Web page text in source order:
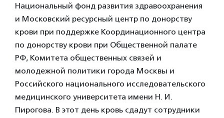
Национальный фонд развития здравоохранения
и Московский ресурсный центр по донорству
крови при поддержке Координационного центра
по донорству крови при Общественной палате
РФ, Комитета общественных связей и
молодежной политики города Москвы и
Российского национального исследовательского
медицинского университета имени Н. И.
Пирогова. В этот день кровь сдадут сотрудники